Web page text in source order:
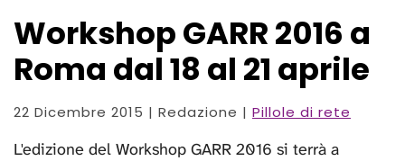
Workshop GARR 2016 a
Roma dal 18 al 21 aprile
22 Dicembre 2015 | Redazione | Pillole di rete
L'edizione del Workshop GARR 2016 si terrà a